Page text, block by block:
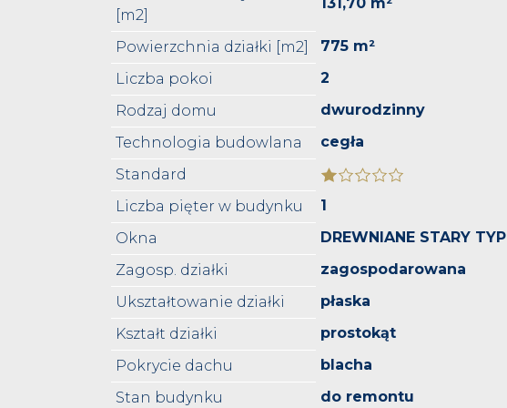
[m2]
Powierzchnia działki [m2]
775 m²
Liczba pokoi
2
Rodzaj domu
dwurodzinny
Technologia budowlana
cegła
Standard
Liczba pięter w budynku
1
Okna
DREWNIANE STARY TYP
Zagosp. działki
zagospodarowana
Ukształtowanie działki
płaska
Kształt działki
prostokąt
Pokrycie dachu
blacha
Stan budynku
do remontu